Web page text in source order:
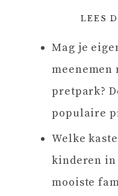
LEES
Mag je
meenemen
pretpark?
populaire
Welke
kinderen in
mooiste